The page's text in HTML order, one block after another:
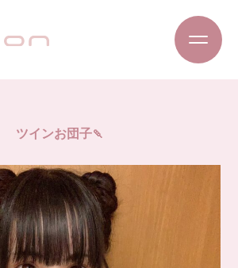
ツインお団子🍡